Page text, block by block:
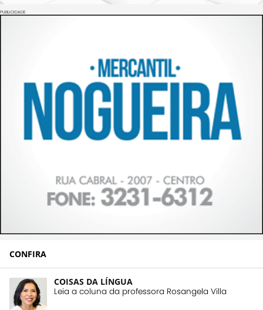
PUBLICIDADE
CONFIRA
COISAS DA LÍNGUA
Leia a coluna da professora Rosangela Villa